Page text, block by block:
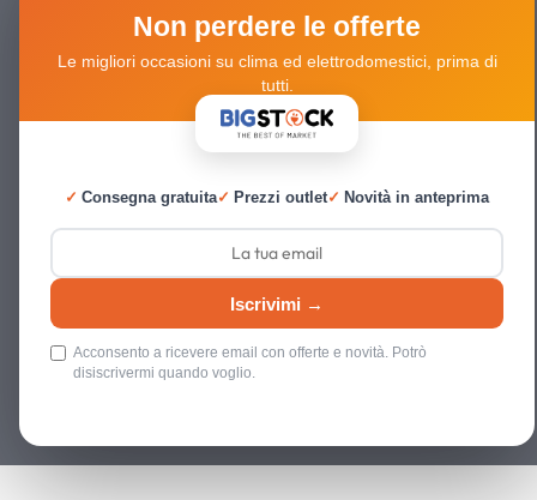
Non perdere le offerte
Le migliori occasioni su clima ed elettrodomestici, prima di
tutti.
✓ Consegna gratuita✓ Prezzi outlet✓ Novità in anteprima
Iscrivimi →
Acconsento a ricevere email con offerte e novità. Potrò
disiscrivermi quando voglio.